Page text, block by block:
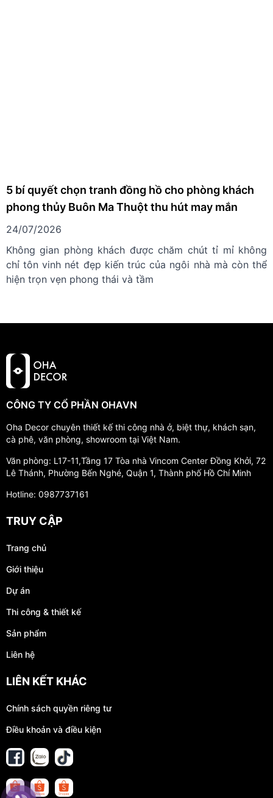
5 bí quyết chọn tranh đồng hồ cho phòng khách
phong thủy Buôn Ma Thuột thu hút may mắn
24/07/2026
Không gian phòng khách được chăm chút tỉ mỉ không
chỉ tôn vinh nét đẹp kiến trúc của ngôi nhà mà còn thể
hiện trọn vẹn phong thái và tầm
CÔNG TY CỔ PHẦN OHAVN
Oha Decor chuyên thiết kế thi công nhà ở, biệt thự, khách sạn,
cà phê, văn phòng, showroom tại Việt Nam.
Văn phòng: L17-11,Tầng 17 Tòa nhà Vincom Center Đồng Khởi, 72
Lê Thánh, Phường Bến Nghé, Quận 1, Thành phố Hồ Chí Minh
Hotline: 0987737161
TRUY CẬP
Trang chủ
Giới thiệu
Dự án
Thi công & thiết kế
Sản phẩm
Liên hệ
LIÊN KẾT KHÁC
Chính sách quyền riêng tư
Điều khoản và điều kiện